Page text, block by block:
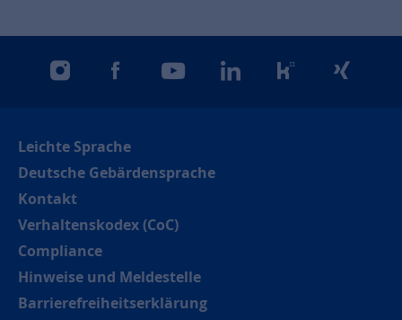
instagramfacebookyoutubelinkedinkununuxing
Leichte Sprache
Deutsche Gebärdensprache
Kontakt
Verhaltenskodex (CoC)
Compliance
Hinweise und Meldestelle
Barrierefreiheitserklärung